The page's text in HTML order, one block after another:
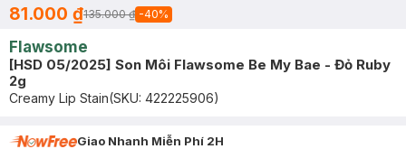
81.000 ₫135.000 ₫ -40%
Flawsome
[HSD 05/2025] Son Môi Flawsome Be My Bae - Đỏ Ruby
2g
Creamy Lip Stain(SKU: 422225906)
Giao Nhanh Miễn Phí 2H